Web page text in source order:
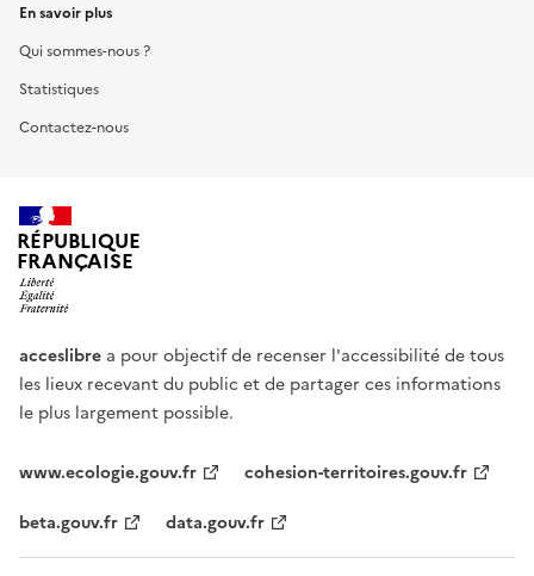
En savoir plus
Qui sommes-nous ?
Statistiques
Contactez-nous
RÉPUBLIQUE
FRANÇAISE
acceslibre a pour objectif de recenser l'accessibilité de tous
les lieux recevant du public et de partager ces informations
le plus largement possible.
www.ecologie.gouv.fr
cohesion-territoires.gouv.fr
beta.gouv.fr
data.gouv.fr